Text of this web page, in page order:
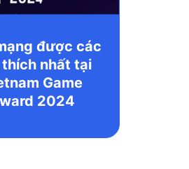
được các
nhất tại
Game
2024